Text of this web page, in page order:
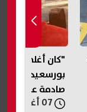
"كان أغلى ما
بورسعيد
صادمة عن
إنهاء حياته